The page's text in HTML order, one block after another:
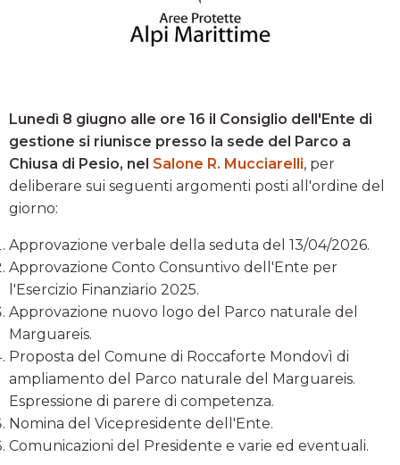
Lunedì 8 giugno alle ore 16 il Consiglio dell'Ente di
gestione si riunisce presso la sede del Parco a
Chiusa di Pesio, nel Salone R. Mucciarelli, per
deliberare sui seguenti argomenti posti all'ordine del
giorno:
Approvazione verbale della seduta del 13/04/2026.
Approvazione Conto Consuntivo dell'Ente per
l'Esercizio Finanziario 2025.
Approvazione nuovo logo del Parco naturale del
Marguareis.
Proposta del Comune di Roccaforte Mondovì di
ampliamento del Parco naturale del Marguareis.
Espressione di parere di competenza.
Nomina del Vicepresidente dell'Ente.
Comunicazioni del Presidente e varie ed eventuali.